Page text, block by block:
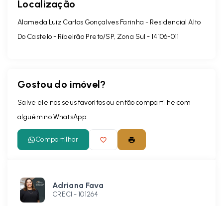
Localização
Alameda Luiz Carlos Gonçalves Farinha - Residencial Alto
Do Castelo - Ribeirão Preto/SP, Zona Sul - 14106-011
Gostou do imóvel?
Salve ele nos seus favoritos ou então compartilhe com
alguém no WhatsApp:
Compartilhar
Adriana Fava
CRECI - 101264